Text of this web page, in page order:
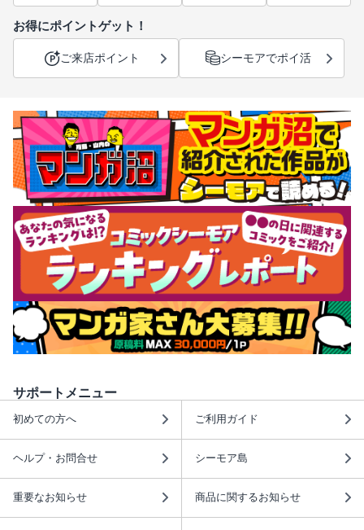
お得にポイントゲット！
ご来店ポイント シーモアでポイ活
サポートメニュー
初めての方へ ご利用ガイド
ヘルプ・お問合せ シーモア島
重要なお知らせ 商品に関するお知らせ